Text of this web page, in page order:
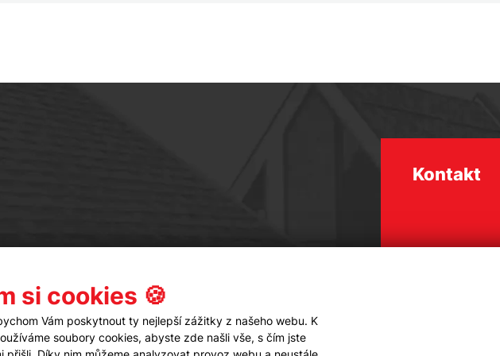
Kontakt
si cookies 🍪
Vám poskytnout ty nejlepší zážitky z našeho webu. K
soubory cookies, abyste zde našli vše, s čím jste